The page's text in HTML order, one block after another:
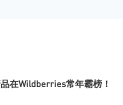
在Wildberries常年霸榜！